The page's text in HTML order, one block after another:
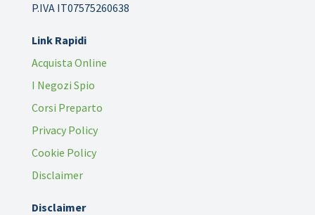
P.IVA IT07575260638
Link Rapidi
Acquista Online
I Negozi Spio
Corsi Preparto
Privacy Policy
Cookie Policy
Disclaimer
Disclaimer